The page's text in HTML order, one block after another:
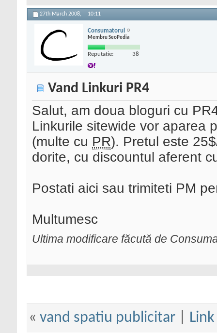
27th March 2008, 10:11
Consumatorul
Membru SeoPedia
Reputatie: 38
Vand Linkuri PR4
Salut, am doua bloguri cu
Linkurile sitewide vor aparea
(multe cu PR). Pretul este
dorite, cu discountul aferent
Postati aici sau trimiteti PM
Multumesc
Ultima modificare făcută de
« vand spatiu publicitar